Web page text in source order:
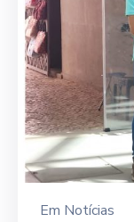
Freguesia
Assembleia
de
Freguesia
Projetos
Em Notícias